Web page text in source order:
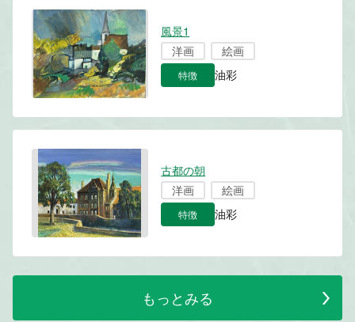
風景1
洋画
絵画
特徴 油彩
古都の朝
洋画
絵画
特徴 油彩
もっとみる